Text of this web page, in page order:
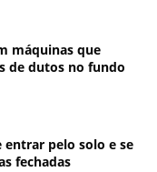
máquinas que
de dutos no fundo
entrar pelo solo e se
fechadas